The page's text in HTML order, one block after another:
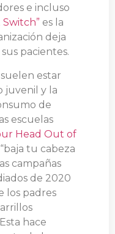
e incluso
Switch” es la
deja
pacientes.
estar
juvenil y la
de
escuelas
Head Out of
tu cabeza
campañas
de 2020
los padres
hace